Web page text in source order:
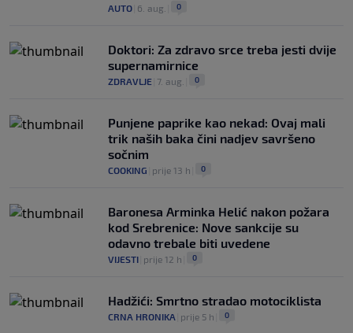
AUTO 6. aug. 0
Doktori: Za zdravo srce treba jesti dvije
supernamirnice
ZDRAVLJE 7. aug. 0
Punjene paprike kao nekad: Ovaj mali
trik naših baka čini nadjev savršeno
sočnim
COOKING prije 13 h 0
Baronesa Arminka Helić nakon požara
kod Srebrenice: Nove sankcije su
odavno trebale biti uvedene
VIJESTI prije 12 h 0
Hadžići: Smrtno stradao motociklista
CRNA HRONIKA prije 5 h 0